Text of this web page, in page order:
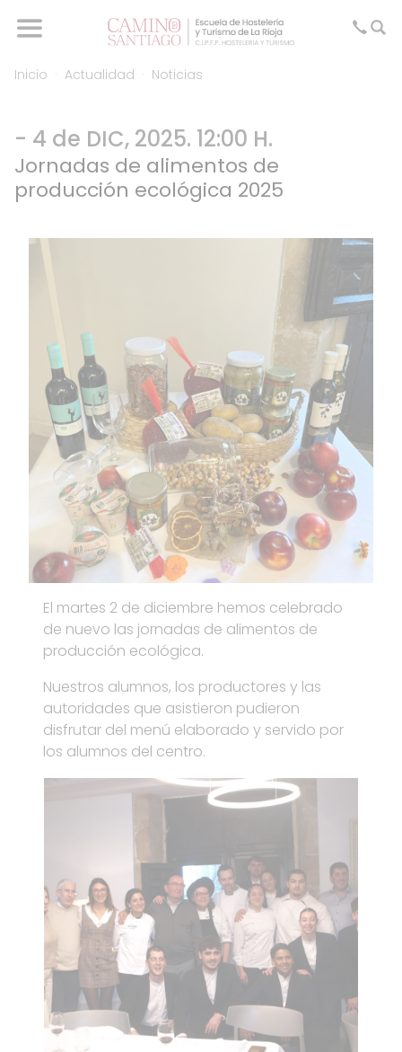
Inicio Actualidad Noticias
- 4 de DIC, 2025. 12:00 H.
Jornadas de alimentos de
producción ecológica 2025
El martes 2 de diciembre hemos celebrado
de nuevo las jornadas de alimentos de
producción ecológica.
Nuestros alumnos, los productores y las
autoridades que asistieron pudieron
disfrutar del menú elaborado y servido por
los alumnos del centro.